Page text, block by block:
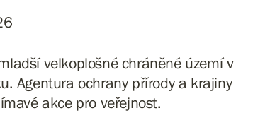
velkoplošné chráněné území v
Agentura ochrany přírody a krajiny
akce pro veřejnost.